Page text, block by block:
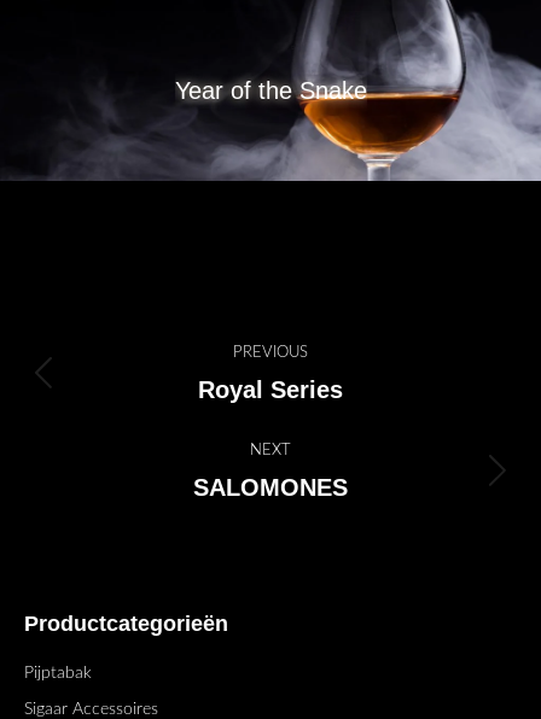
Year of the Snake
navigation
PREVIOUS
Previous
Royal Series
NEXT
Next
SALOMONES
Productcategorieën
Pijptabak
Sigaar Accessoires